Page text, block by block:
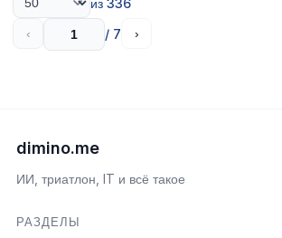
‹ / 7 ›
dimino.me
ИИ, триатлон, IT и всё такое
РАЗДЕЛЫ